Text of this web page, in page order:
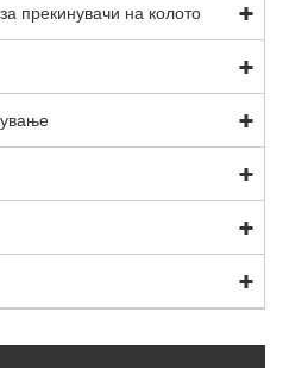
прекинувачи на колото